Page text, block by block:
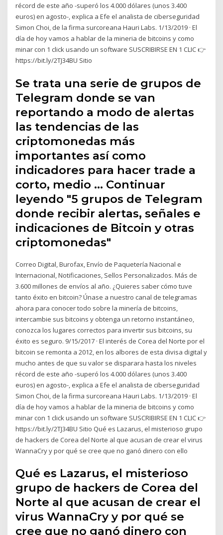
récord de este año -superó los 4.000 dólares (unos 3.400
euros) en agosto-, explica a Efe el analista de ciberseguridad
Simon Choi, de la firma surcoreana Hauri Labs. 1/13/2019 · El
día de hoy vamos a hablar de la mineria de bitcoins y como
minar con 1 click usando un software SUSCRIBIRSE EN 1 CLIC 👉
https://bit.ly/2TJ34BU Sitio
Se trata una serie de grupos de
Telegram donde se van
reportando a modo de alertas
las tendencias de las
criptomonedas más
importantes así como
indicadores para hacer trade a
corto, medio … Continuar
leyendo "5 grupos de Telegram
donde recibir alertas, señales e
indicaciones de Bitcoin y otras
criptomonedas"
Correo Digital, Burofax, Envío de Paquetería Nacional e
Internacional, Notificaciones, Sellos Personalizados. Más de
3.600 millones de envíos al año. ¿Quieres saber cómo tuve
tanto éxito en bitcoin? Únase a nuestro canal de telegramas
ahora para conocer todo sobre la minería de bitcoins,
intercambie sus bitcoins y obtenga un retorno instantáneo,
conozca los lugares correctos para invertir sus bitcoins, su
éxito es seguro. 9/15/2017 · El interés de Corea del Norte por el
bitcoin se remonta a 2012, en los albores de esta divisa digital y
mucho antes de que su valor se disparara hasta los niveles
récord de este año -superó los 4.000 dólares (unos 3.400
euros) en agosto-, explica a Efe el analista de ciberseguridad
Simon Choi, de la firma surcoreana Hauri Labs. 1/13/2019 · El
día de hoy vamos a hablar de la mineria de bitcoins y como
minar con 1 click usando un software SUSCRIBIRSE EN 1 CLIC 👉
https://bit.ly/2TJ34BU Sitio Qué es Lazarus, el misterioso grupo
de hackers de Corea del Norte al que acusan de crear el virus
WannaCry y por qué se cree que no ganó dinero con ello
Qué es Lazarus, el misterioso
grupo de hackers de Corea del
Norte al que acusan de crear el
virus WannaCry y por qué se
cree que no ganó dinero con